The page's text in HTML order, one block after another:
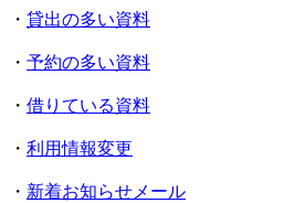
・ 貸出の多い資料
・ 予約の多い資料
・ 借りている資料
・ 利用情報変更
・ 新着お知らせメール